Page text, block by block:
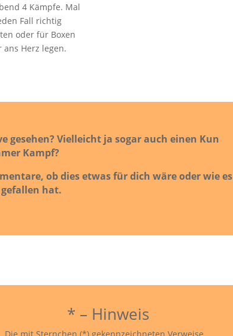
4 Kämpfe. Mal
Fall richtig
oder für Boxen
Herz legen.
gesehen? Vielleicht ja sogar auch einen Kun
Kampf?
ob dies etwas für dich wäre oder wie es
hat.
* – Hinweis
Die mit Sternchen (*) gekennzeichneten Verweise